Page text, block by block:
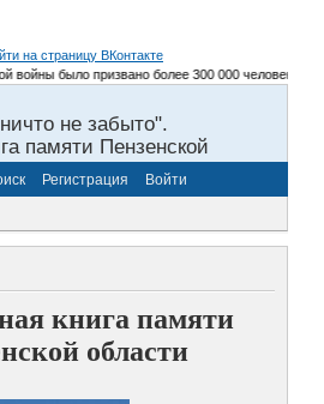
было призвано более 300 000 человек, не
не забыто".
памяти Пензенской
Регистрация Войти
книга памяти
области